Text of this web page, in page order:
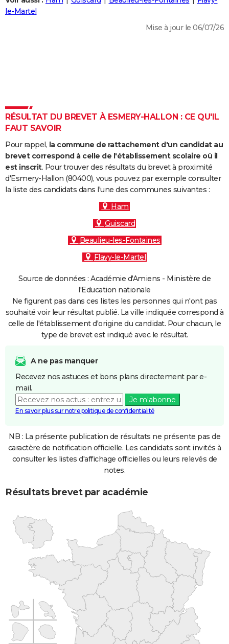
Destinations
City break
Voyage nature
Voyage de noces
Forum
Climat
+
PHOTO
Dictionnaire
Biographies
Citations
Expressions
Proverbes
PROGRAMME TV
S'inscrire
Se connecter
Lycées
Collèges
Primaires
Universités
Entreprises
Service militaire
Avis de recherche
AVIS DE DÉCÈS
FORUM
le-Martel
Mise à jour le 06/07/26
RÉSULTAT DU BREVET À ESMERY-HALLON : CE QU'IL
FAUT SAVOIR
Pour rappel, la commune de rattachement d'un candidat au
brevet correspond à celle de l'établissement scolaire où il
est inscrit. Pour trouver des résultats du brevet à proximité
d'Esmery-Hallon (80400), vous pouvez par exemple consulter
la liste des candidats dans l'une des communes suivantes :
Ham
Guiscard
Beaulieu-les-Fontaines
Flavy-le-Martel
Source de données : Académie d'Amiens - Ministère de
l'Education nationale
Ne figurent pas dans ces listes les personnes qui n'ont pas
souhaité voir leur résultat publié. La ville indiquée correspond à
celle de l'établissement d'origine du candidat. Pour chacun, le
type de brevet est indiqué avec le résultat.
A ne pas manquer
Recevez nos astuces et bons plans directement par e-
mail.
Je m'abonne
En savoir plus sur notre politique de confidentialité
NB : La présente publication de résultats ne présente pas de
caractère de notification officielle. Les candidats sont invités à
consulter les listes d'affichage officielles ou leurs relevés de
notes.
Résultats brevet par académie